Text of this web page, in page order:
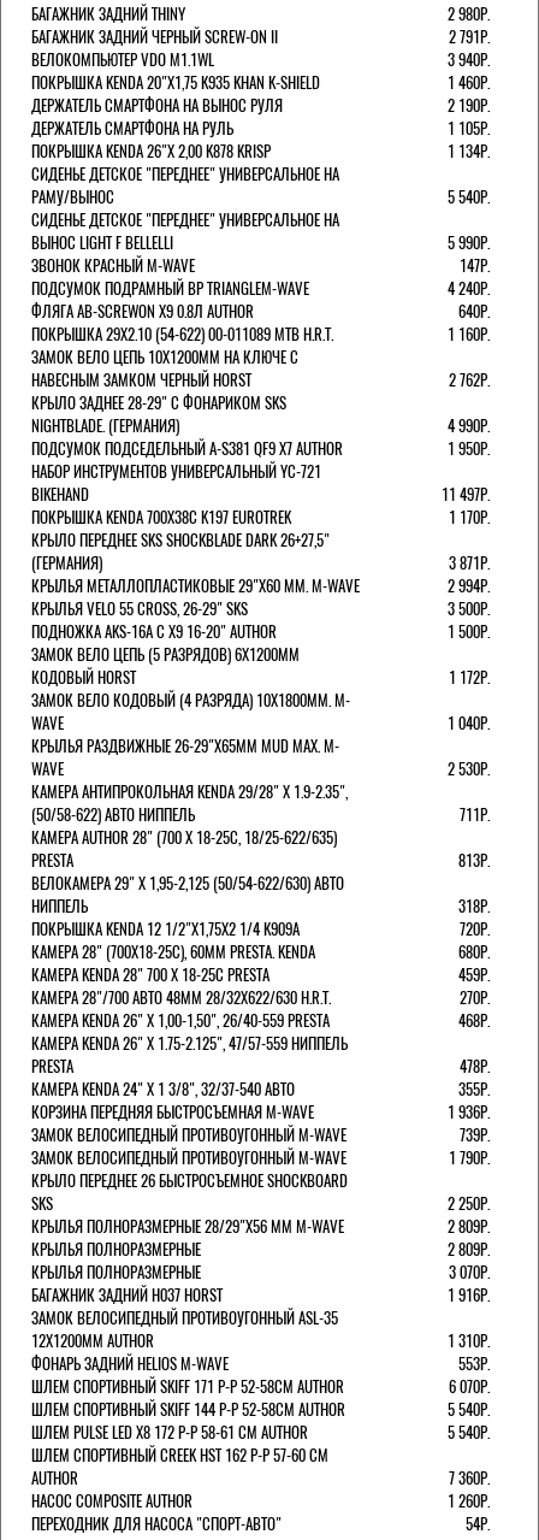
БАГАЖНИК ЗАДНИЙ THINY
2 980Р.
БАГАЖНИК ЗАДНИЙ ЧЕРНЫЙ SCREW-ON II
2 791Р.
ВЕЛОКОМПЬЮТЕР VDO M1.1WL
3 940Р.
ПОКРЫШКА KENDA 20"Х1,75 K935 KHAN K-SHIELD
1 460Р.
ДЕРЖАТЕЛЬ СМАРТФОНА НА ВЫНОС РУЛЯ
2 190Р.
ДЕРЖАТЕЛЬ СМАРТФОНА НА РУЛЬ
1 105Р.
ПОКРЫШКА KENDA 26"Х 2,00 K878 KRISP
1 134Р.
СИДЕНЬЕ ДЕТСКОЕ "ПЕРЕДНЕЕ" УНИВЕРСАЛЬНОЕ НА
РАМУ/ВЫНОС
5 540Р.
СИДЕНЬЕ ДЕТСКОЕ "ПЕРЕДНЕЕ" УНИВЕРСАЛЬНОЕ НА
ВЫНОС LIGHT F BELLELLI
5 990Р.
ЗВОНОК КРАСНЫЙ M-WAVE
147Р.
ПОДСУМОК ПОДРАМНЫЙ BP TRIANGLEM-WAVE
4 240Р.
ФЛЯГА AB-SCREWON X9 0.8Л AUTHOR
640Р.
ПОКРЫШКА 29X2.10 (54-622) 00-011089 MTB H.R.T.
1 160Р.
ЗАМОК ВЕЛО ЦЕПЬ 10Х1200ММ НА КЛЮЧЕ С
НАВЕСНЫМ ЗАМКОМ ЧЕРНЫЙ HORST
2 762Р.
КРЫЛО ЗАДНЕЕ 28-29" С ФОНАРИКОМ SKS
NIGHTBLADE. (ГЕРМАНИЯ)
4 990Р.
ПОДСУМОК ПОДСЕДЕЛЬНЫЙ A-S381 QF9 X7 AUTHOR
1 950Р.
НАБОР ИНСТРУМЕНТОВ УНИВЕРСАЛЬНЫЙ YC-721
BIKEHAND
11 497Р.
ПОКРЫШКА KENDA 700Х38С K197 EUROTREK
1 170Р.
КРЫЛО ПЕРЕДНЕЕ SKS SHOCKBLADE DARK 26+27,5"
(ГЕРМАНИЯ)
3 871Р.
КРЫЛЬЯ МЕТАЛЛОПЛАСТИКОВЫЕ 29"Х60 ММ. M-WAVE
2 994Р.
КРЫЛЬЯ VELO 55 CROSS, 26-29" SKS
3 500Р.
ПОДНОЖКА AKS-16A C X9 16-20" AUTHOR
1 500Р.
ЗАМОК ВЕЛО ЦЕПЬ (5 РАЗРЯДОВ) 6Х1200ММ
КОДОВЫЙ HORST
1 172Р.
ЗАМОК ВЕЛО КОДОВЫЙ (4 РАЗРЯДА) 10Х1800ММ. M-
WAVE
1 040Р.
КРЫЛЬЯ РАЗДВИЖНЫЕ 26-29"Х65ММ MUD MAX. M-
WAVE
2 530Р.
КАМЕРА АНТИПРОКОЛЬНАЯ KENDA 29/28" Х 1.9-2.35",
(50/58-622) АВТО НИППЕЛЬ
711Р.
КАМЕРА AUTHOR 28" (700 Х 18-25С, 18/25-622/635)
PRESTA
813Р.
ВЕЛОКАМЕРА 29" X 1,95-2,125 (50/54-622/630) АВТО
НИППЕЛЬ
318Р.
ПОКРЫШКА KENDA 12 1/2"Х1,75X2 1/4 K909A
720Р.
КАМЕРА 28" (700Х18-25С), 60ММ PRESTA. KENDA
680Р.
КАМЕРА KENDA 28" 700 Х 18-25С PRESTA
459Р.
КАМЕРА 28"/700 АВТО 48ММ 28/32Х622/630 H.R.T.
270Р.
КАМЕРА KENDA 26" Х 1,00-1,50", 26/40-559 PRESTA
468Р.
КАМЕРА KENDA 26" Х 1.75-2.125", 47/57-559 НИППЕЛЬ
PRESTA
478Р.
КАМЕРА KENDA 24" Х 1 3/8", 32/37-540 АВТО
355Р.
КОРЗИНА ПЕРЕДНЯЯ БЫСТРОСЪЕМНАЯ M-WAVE
1 936Р.
ЗАМОК ВЕЛОСИПЕДНЫЙ ПРОТИВОУГОННЫЙ M-WAVE
739Р.
ЗАМОК ВЕЛОСИПЕДНЫЙ ПРОТИВОУГОННЫЙ M-WAVE
1 790Р.
КРЫЛО ПЕРЕДНЕЕ 26 БЫСТРОСЪЕМНОЕ SHOCKBOARD
SKS
2 250Р.
КРЫЛЬЯ ПОЛНОРАЗМЕРНЫЕ 28/29"Х56 ММ M-WAVE
2 809Р.
КРЫЛЬЯ ПОЛНОРАЗМЕРНЫЕ
2 809Р.
КРЫЛЬЯ ПОЛНОРАЗМЕРНЫЕ
3 070Р.
БАГАЖНИК ЗАДНИЙ H037 HORST
1 916Р.
ЗАМОК ВЕЛОСИПЕДНЫЙ ПРОТИВОУГОННЫЙ ASL-35
12Х1200ММ AUTHOR
1 310Р.
ФОНАРЬ ЗАДНИЙ HELIOS M-WAVE
553Р.
ШЛЕМ СПОРТИВНЫЙ SKIFF 171 Р-Р 52-58СМ AUTHOR
6 070Р.
ШЛЕМ СПОРТИВНЫЙ SKIFF 144 Р-Р 52-58СМ AUTHOR
5 540Р.
ШЛЕМ PULSE LED X8 172 Р-Р 58-61 СМ AUTHOR
5 540Р.
ШЛЕМ СПОРТИВНЫЙ CREEK HST 162 Р-Р 57-60 СМ
AUTHOR
7 360Р.
НАСОС COMPOSITE AUTHOR
1 260Р.
ПЕРЕХОДНИК ДЛЯ НАСОСА "СПОРТ-АВТО"
54Р.